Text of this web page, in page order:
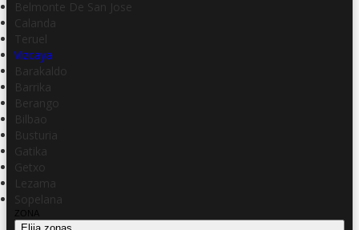
Belmonte De San Jose
Calanda
Teruel
Vizcaya
Barakaldo
Barrika
Berango
Bilbao
Busturia
Gatika
Getxo
Lezama
Sopelana
ZONA